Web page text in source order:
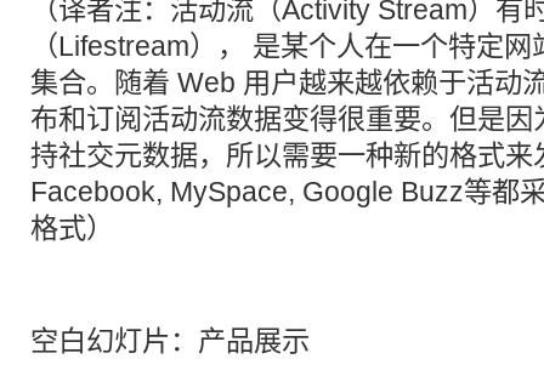
（译者注：活动流（Activity Stream）有
（Lifestream）， 是某个人在一个特定
集合。随着 Web 用户越来越依赖于活动
布和订阅活动流数据变得很重要。但是因
持社交元数据，所以需要一种新的格式
Facebook, MySpace, Google Buzz等都
格式）
空白幻灯片：产品展示